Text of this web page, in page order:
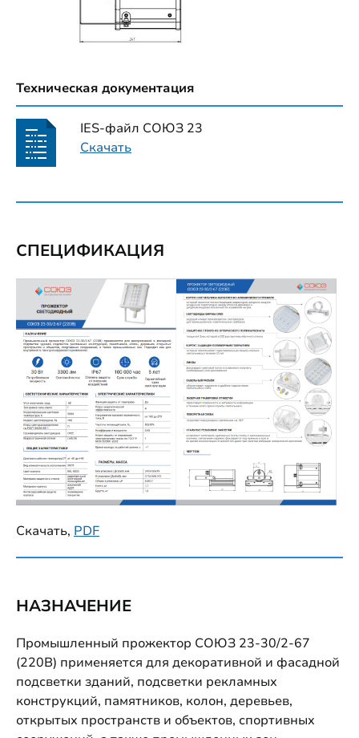
Техническая документация
IES-файл СОЮЗ 23
Скачать
СПЕЦИФИКАЦИЯ
Скачать, PDF
НАЗНАЧЕНИЕ
Промышленный прожектор СОЮЗ 23-30/2-67
(220В) применяется для декоративной и фасадной
подсветки зданий, подсветки рекламных
конструкций, памятников, колон, деревьев,
открытых пространств и объектов, спортивных